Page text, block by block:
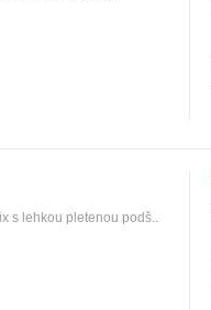
s lehkou pletenou podš..